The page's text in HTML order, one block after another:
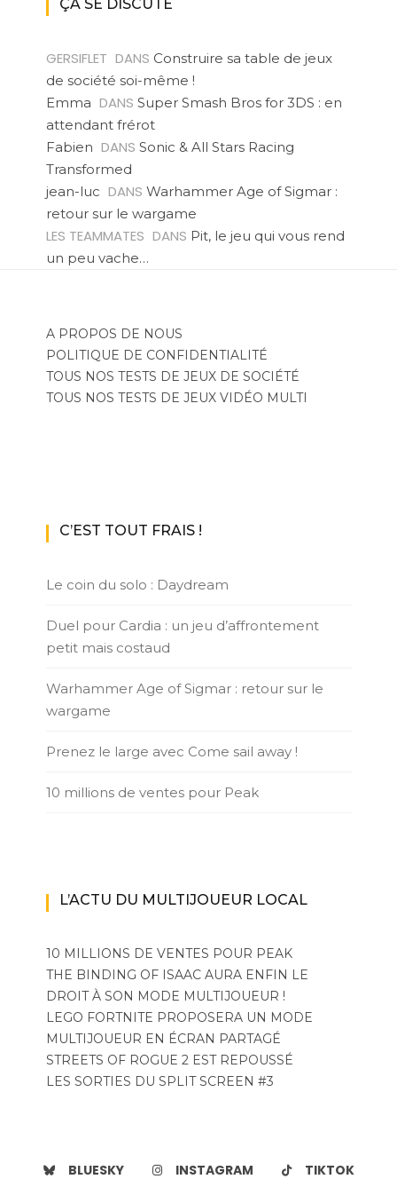
ÇA SE DISCUTE
GERSIFLET DANS Construire sa table de jeux
de société soi-même !
Emma DANS Super Smash Bros for 3DS : en
attendant frérot
Fabien DANS Sonic & All Stars Racing
Transformed
jean-luc DANS Warhammer Age of Sigmar :
retour sur le wargame
LES TEAMMATES DANS Pit, le jeu qui vous rend
un peu vache…
A PROPOS DE NOUS
POLITIQUE DE CONFIDENTIALITÉ
TOUS NOS TESTS DE JEUX DE SOCIÉTÉ
TOUS NOS TESTS DE JEUX VIDÉO MULTI
C’EST TOUT FRAIS !
Le coin du solo : Daydream
Duel pour Cardia : un jeu d’affrontement
petit mais costaud
Warhammer Age of Sigmar : retour sur le
wargame
Prenez le large avec Come sail away !
10 millions de ventes pour Peak
L’ACTU DU MULTIJOUEUR LOCAL
10 MILLIONS DE VENTES POUR PEAK
THE BINDING OF ISAAC AURA ENFIN LE
DROIT À SON MODE MULTIJOUEUR !
LEGO FORTNITE PROPOSERA UN MODE
MULTIJOUEUR EN ÉCRAN PARTAGÉ
STREETS OF ROGUE 2 EST REPOUSSÉ
LES SORTIES DU SPLIT SCREEN #3
BLUESKY INSTAGRAM TIKTOK